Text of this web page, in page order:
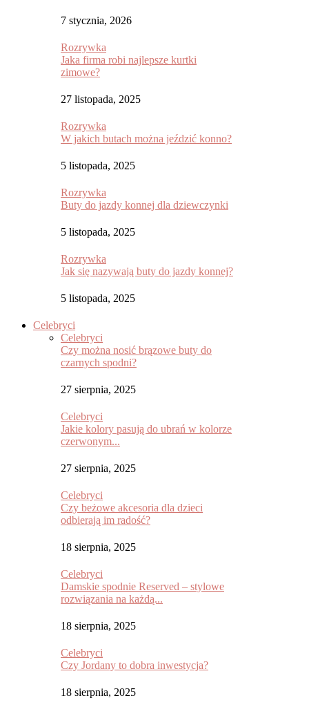
7 stycznia, 2026
Rozrywka
Jaka firma robi najlepsze kurtki
zimowe?
27 listopada, 2025
Rozrywka
W jakich butach można jeździć konno?
5 listopada, 2025
Rozrywka
Buty do jazdy konnej dla dziewczynki
5 listopada, 2025
Rozrywka
Jak się nazywają buty do jazdy konnej?
5 listopada, 2025
Celebryci
Celebryci
Czy można nosić brązowe buty do
czarnych spodni?
27 sierpnia, 2025
Celebryci
Jakie kolory pasują do ubrań w kolorze
czerwonym...
27 sierpnia, 2025
Celebryci
Czy beżowe akcesoria dla dzieci
odbierają im radość?
18 sierpnia, 2025
Celebryci
Damskie spodnie Reserved – stylowe
rozwiązania na każdą...
18 sierpnia, 2025
Celebryci
Czy Jordany to dobra inwestycja?
18 sierpnia, 2025